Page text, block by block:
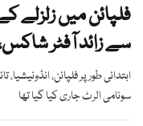
سے زائد آفٹر شاکس، ہلاکتیں
ابتدائی طور پر فلپائن،
سونامی الرٹ جاری کیا گیا تھا